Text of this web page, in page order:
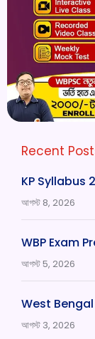
Recent
KP Syllabus
আগস্ট 8, 2026
WBP Exam
আগস্ট 5, 2026
West
আগস্ট 3, 2026